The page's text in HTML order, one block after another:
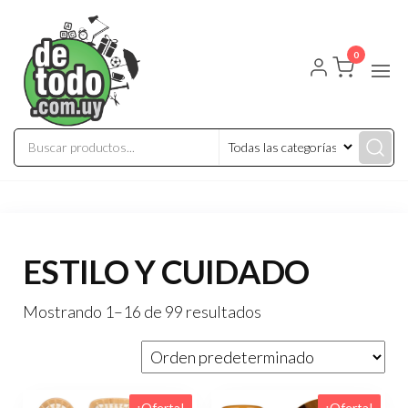
contenido
0
ESTILO Y CUIDADO
Mostrando 1–16 de 99 resultados